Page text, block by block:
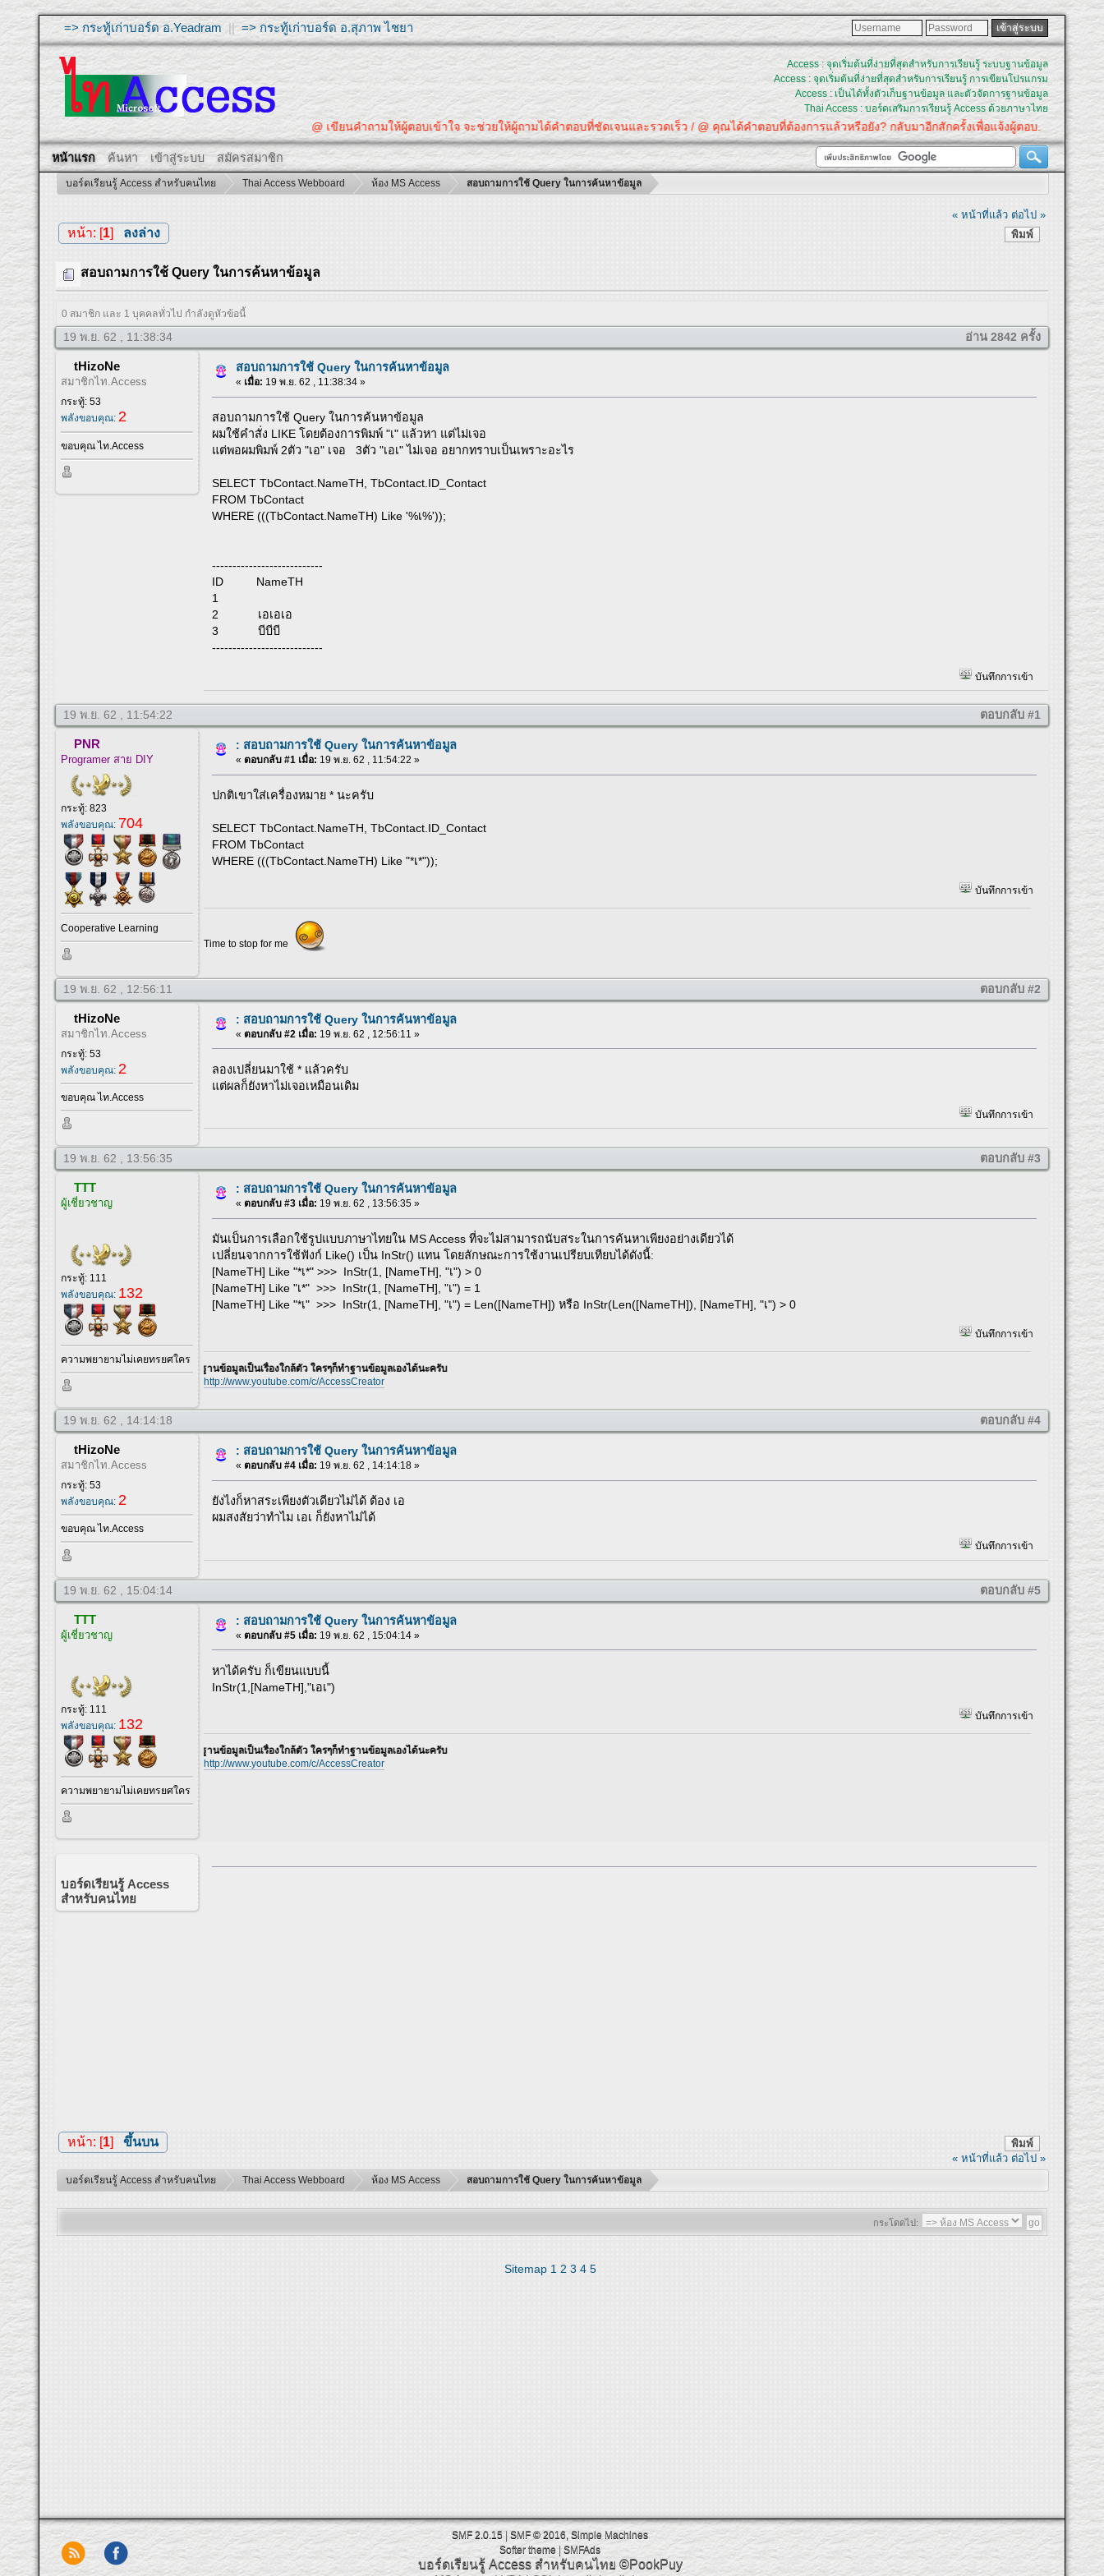
=> กระทู้เก่าบอร์ด อ.Yeadram ||=> กระทู้เก่าบอร์ด อ.สุภาพ ไชยา
Access : จุดเริ่มต้นที่ง่ายที่สุดสำหรับการเรียนรู้ ระบบฐานข้อมูล
Access : จุดเริ่มต้นที่ง่ายที่สุดสำหรับการเรียนรู้ การเขียนโปรแกรม
Access : เป็นได้ทั้งตัวเก็บฐานข้อมูล และตัวจัดการฐานข้อมูล
Thai Access : บอร์ดเสริมการเรียนรู้ Access ด้วยภาษาไทย
@ เขียนคำถามให้ผู้ตอบเข้าใจ จะช่วยให้ผู้ถามได้คำตอบที่ชัดเจนและรวดเร็ว / @ คุณได้คำตอบที่ต้องการแล้วหรือยัง? กลับมาอีกสักครั้งเพื่อแจ้งผู้ตอบ.
หน้าแรก ค้นหา เข้าสู่ระบบ สมัครสมาชิก
บอร์ดเรียนรู้ Access สำหรับคนไทย Thai Access Webboard ห้อง MS Access สอบถามการใช้ Query ในการค้นหาข้อมูล
« หน้าที่แล้ว ต่อไป »
พิมพ์
หน้า: [1] ลงล่าง
สอบถามการใช้ Query ในการค้นหาข้อมูล
0 สมาชิก และ 1 บุคคลทั่วไป กำลังดูหัวข้อนี้
19 พ.ย. 62 , 11:38:34 อ่าน 2842 ครั้ง
tHizoNe
สมาชิกไท.Access
กระทู้: 53
พลังขอบคุณ: 2
ขอบคุณ ไท.Access
สอบถามการใช้ Query ในการค้นหาข้อมูล
« เมื่อ: 19 พ.ย. 62 , 11:38:34 »
สอบถามการใช้ Query ในการค้นหาข้อมูล
ผมใช้คำสั่ง LIKE โดยต้องการพิมพ์ "เ" แล้วหา แต่ไม่เจอ
แต่พอผมพิมพ์ 2ตัว "เอ" เจอ 3ตัว "เอเ" ไม่เจอ อยากทราบเป็นเพราะอะไร
SELECT TbContact.NameTH, TbContact.ID_Contact
FROM TbContact
WHERE (((TbContact.NameTH) Like '%เ%'));
---------------------------
ID NameTH
1
2 เอเอเอ
3 บีบีบี
---------------------------
บันทึกการเข้า
19 พ.ย. 62 , 11:54:22 ตอบกลับ #1
PNR
Programer สาย DIY
กระทู้: 823
พลังขอบคุณ: 704
Cooperative Learning
: สอบถามการใช้ Query ในการค้นหาข้อมูล
« ตอบกลับ #1 เมื่อ: 19 พ.ย. 62 , 11:54:22 »
ปกติเขาใส่เครื่องหมาย * นะครับ
SELECT TbContact.NameTH, TbContact.ID_Contact
FROM TbContact
WHERE (((TbContact.NameTH) Like "*เ*"));
บันทึกการเข้า
Time to stop for me
19 พ.ย. 62 , 12:56:11 ตอบกลับ #2
tHizoNe
สมาชิกไท.Access
กระทู้: 53
พลังขอบคุณ: 2
ขอบคุณ ไท.Access
: สอบถามการใช้ Query ในการค้นหาข้อมูล
« ตอบกลับ #2 เมื่อ: 19 พ.ย. 62 , 12:56:11 »
ลองเปลี่ยนมาใช้ * แล้วครับ
แต่ผลก็ยังหาไม่เจอเหมือนเดิม
บันทึกการเข้า
19 พ.ย. 62 , 13:56:35 ตอบกลับ #3
TTT
ผู้เชี่ยวชาญ
กระทู้: 111
พลังขอบคุณ: 132
ความพยายามไม่เคยทรยศใคร
: สอบถามการใช้ Query ในการค้นหาข้อมูล
« ตอบกลับ #3 เมื่อ: 19 พ.ย. 62 , 13:56:35 »
มันเป็นการเลือกใช้รูปแบบภาษาไทยใน MS Access ที่จะไม่สามารถนับสระในการค้นหาเพียงอย่างเดียวได้
เปลี่ยนจากการใช้ฟังก์ Like() เป็น InStr() แทน โดยลักษณะการใช้งานเปรียบเทียบได้ดังนี้:
[NameTH] Like "*เ*" >>> InStr(1, [NameTH], "เ") > 0
[NameTH] Like "เ*" >>> InStr(1, [NameTH], "เ") = 1
[NameTH] Like "*เ" >>> InStr(1, [NameTH], "เ") = Len([NameTH]) หรือ InStr(Len([NameTH]), [NameTH], "เ") > 0
บันทึกการเข้า
ฐานข้อมูลเป็นเรื่องใกล้ตัว ใครๆก็ทำฐานข้อมูลเองได้นะครับ
http://www.youtube.com/c/AccessCreator
19 พ.ย. 62 , 14:14:18 ตอบกลับ #4
tHizoNe
สมาชิกไท.Access
กระทู้: 53
พลังขอบคุณ: 2
ขอบคุณ ไท.Access
: สอบถามการใช้ Query ในการค้นหาข้อมูล
« ตอบกลับ #4 เมื่อ: 19 พ.ย. 62 , 14:14:18 »
ยังไงก็หาสระเพียงตัวเดียวไม่ได้ ต้อง เอ
ผมสงสัยว่าทำไม เอเ ก็ยังหาไม่ได้
บันทึกการเข้า
19 พ.ย. 62 , 15:04:14 ตอบกลับ #5
TTT
ผู้เชี่ยวชาญ
กระทู้: 111
พลังขอบคุณ: 132
ความพยายามไม่เคยทรยศใคร
: สอบถามการใช้ Query ในการค้นหาข้อมูล
« ตอบกลับ #5 เมื่อ: 19 พ.ย. 62 , 15:04:14 »
หาได้ครับ ก็เขียนแบบนี้
InStr(1,[NameTH],"เอเ")
บันทึกการเข้า
ฐานข้อมูลเป็นเรื่องใกล้ตัว ใครๆก็ทำฐานข้อมูลเองได้นะครับ
http://www.youtube.com/c/AccessCreator
บอร์ดเรียนรู้ Access
สำหรับคนไทย
พิมพ์
หน้า: [1] ขึ้นบน
« หน้าที่แล้ว ต่อไป »
บอร์ดเรียนรู้ Access สำหรับคนไทย Thai Access Webboard ห้อง MS Access สอบถามการใช้ Query ในการค้นหาข้อมูล
กระโดดไป:
Sitemap 1 2 3 4 5
SMF 2.0.15| SMF © 2016, Simple Machines
Softer theme
SMFAds
บอร์ดเรียนรู้ Access สำหรับคนไทย ©PookPuy